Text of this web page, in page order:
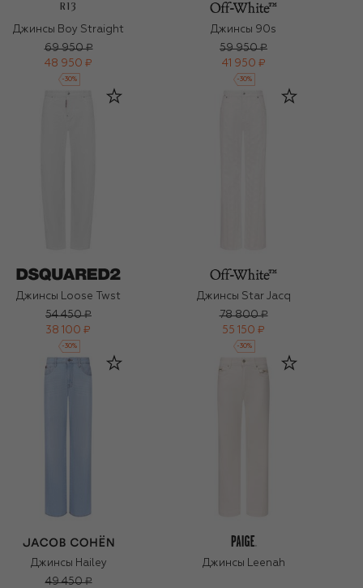
R13
Джинсы Boy Straight
69 950 ₽
48 950 ₽
-30%
Джинсы 90s
59 950 ₽
41 950 ₽
-30%
Джинсы Loose Twst
54 450 ₽
38 100 ₽
-30%
Джинсы Star Jacq
78 800 ₽
55 150 ₽
-30%
Джинсы Hailey
49 450 ₽
Джинсы Leenah